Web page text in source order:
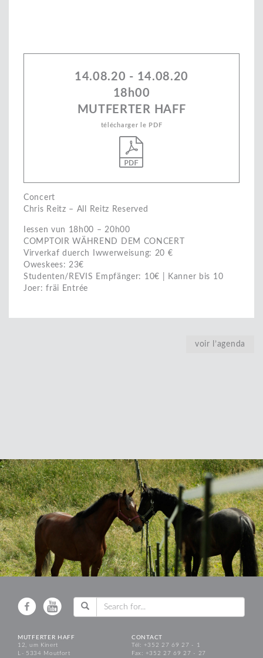
14.08.20 - 14.08.20
18h00
MUTFERTER HAFF
télécharger le PDF
Concert
Chris Reitz – All Reitz Reserved
Iessen vun 18h00 – 20h00
COMPTOIR WÄHREND DEM CONCERT
Virverkaf duerch Iwwerweisung: 20 €
Oweskees: 23€
Studenten/REVIS Empfänger: 10€ | Kanner bis 10
Joer: fräi Entrée
voir l’agenda
MUTFERTER HAFF
12, um Kinert
L - 5334 Moutfort
CONTACT
Tél: +352 27 69 27 - 1
Fax: +352 27 69 27 - 27